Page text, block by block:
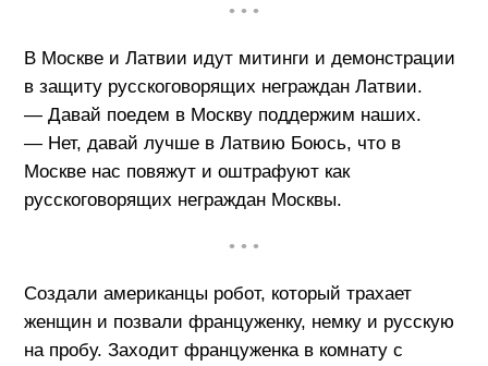
• • •
В Москве и Латвии идут митинги и демонстрации
в защиту русскоговорящих неграждан Латвии.
— Давай поедем в Москву поддержим наших.
— Нет, давай лучше в Латвию Боюсь, что в
Москве нас повяжут и оштрафуют как
русскоговорящих неграждан Москвы.
• • •
Создали американцы робот, который трахает
женщин и позвали француженку, немку и русскую
на пробу. Заходит француженка в комнату с